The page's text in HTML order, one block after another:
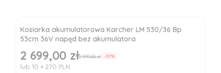
Kosiarka akumulatorowa Karcher LM 530/36 Bp
53cm 36V napęd bez akumulatora
Cena promocyjna
2 699,00 zł3 999,00 zł -33%
lub 10 × 270 PLN